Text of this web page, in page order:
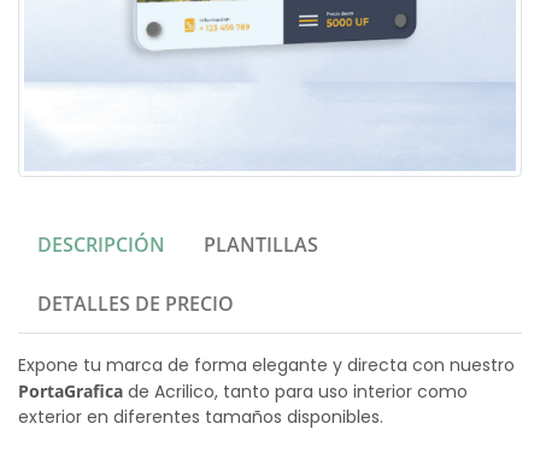
DESCRIPCIÓN PLANTILLAS
DETALLES DE PRECIO
Expone tu marca de forma elegante y directa con nuestro
PortaGrafica de Acrilico, tanto para uso interior como
exterior en diferentes tamaños disponibles.